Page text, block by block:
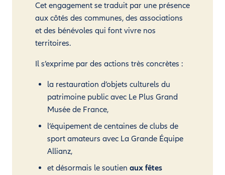
Cet engagement se traduit par une présence
aux côtés des communes, des associations
et des bénévoles qui font vivre nos
territoires.
Il s’exprime par des actions très concrètes :
la restauration d’objets culturels du
patrimoine public avec Le Plus Grand
Musée de France,
l’équipement de centaines de clubs de
sport amateurs avec La Grande Équipe
Allianz,
et désormais le soutien aux fêtes